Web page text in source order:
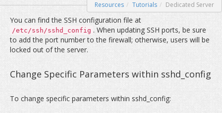
Tutorials
Resources Tutorials Dedicated Server
You can find the SSH configuration file at
/etc/ssh/sshd_config . When updating SSH ports, be sure
to add the port number to the firewall; otherwise, users will be
locked out of the server.
Change Specific Parameters within sshd_config
To change specific parameters within sshd_config: